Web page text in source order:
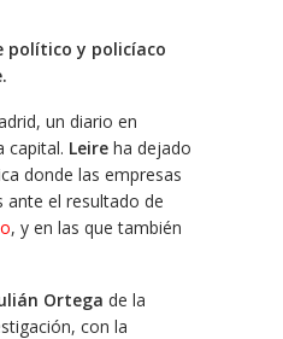
político y policíaco
un diario en
capital. Leire ha dejado
donde las empresas
ante el resultado de
, y en las que también
Ortega de la
con la